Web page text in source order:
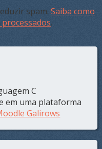
spam. Saiba como
.
C
em uma plataforma
Galirows